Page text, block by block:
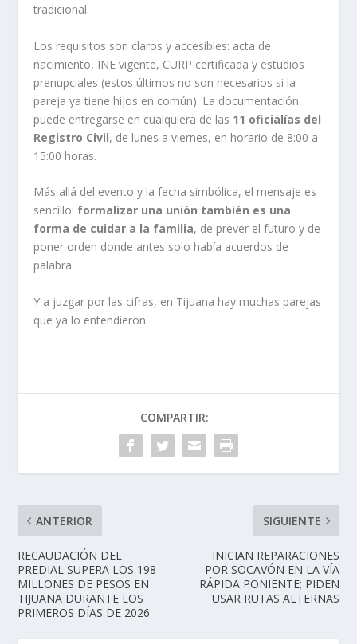
tradicional.
Los requisitos son claros y accesibles: acta de
nacimiento, INE vigente, CURP certificada y estudios
prenupciales (estos últimos no son necesarios si la
pareja ya tiene hijos en común). La documentación
puede entregarse en cualquiera de las 11 oficialías del
Registro Civil, de lunes a viernes, en horario de 8:00 a
15:00 horas.
Más allá del evento y la fecha simbólica, el mensaje es
sencillo: formalizar una unión también es una
forma de cuidar a la familia, de prever el futuro y de
poner orden donde antes solo había acuerdos de
palabra.
Y a juzgar por las cifras, en Tijuana hay muchas parejas
que ya lo entendieron.
COMPARTIR:
ANTERIOR
RECAUDACIÓN DEL
PREDIAL SUPERA LOS 198
MILLONES DE PESOS EN
TIJUANA DURANTE LOS
PRIMEROS DÍAS DE 2026
SIGUIENTE
INICIAN REPARACIONES
POR SOCAVÓN EN LA VÍA
RÁPIDA PONIENTE; PIDEN
USAR RUTAS ALTERNAS